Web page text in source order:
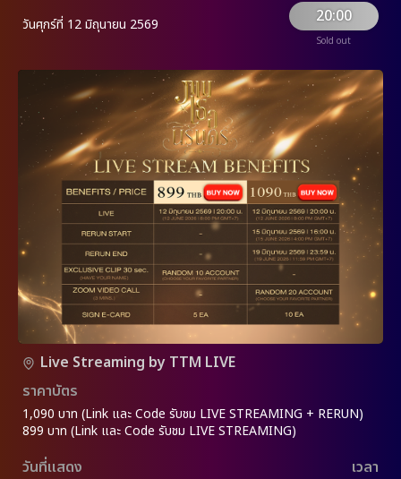
วันศุกร์ที่ 12 มิถุนายน 2569 20:00
Sold out
Live Streaming by TTM LIVE
ราคาบัตร
1,090 บาท (Link และ Code รับชม LIVE STREAMING + RERUN)
899 บาท (Link และ Code รับชม LIVE STREAMING)
วันที่แสดง เวลา